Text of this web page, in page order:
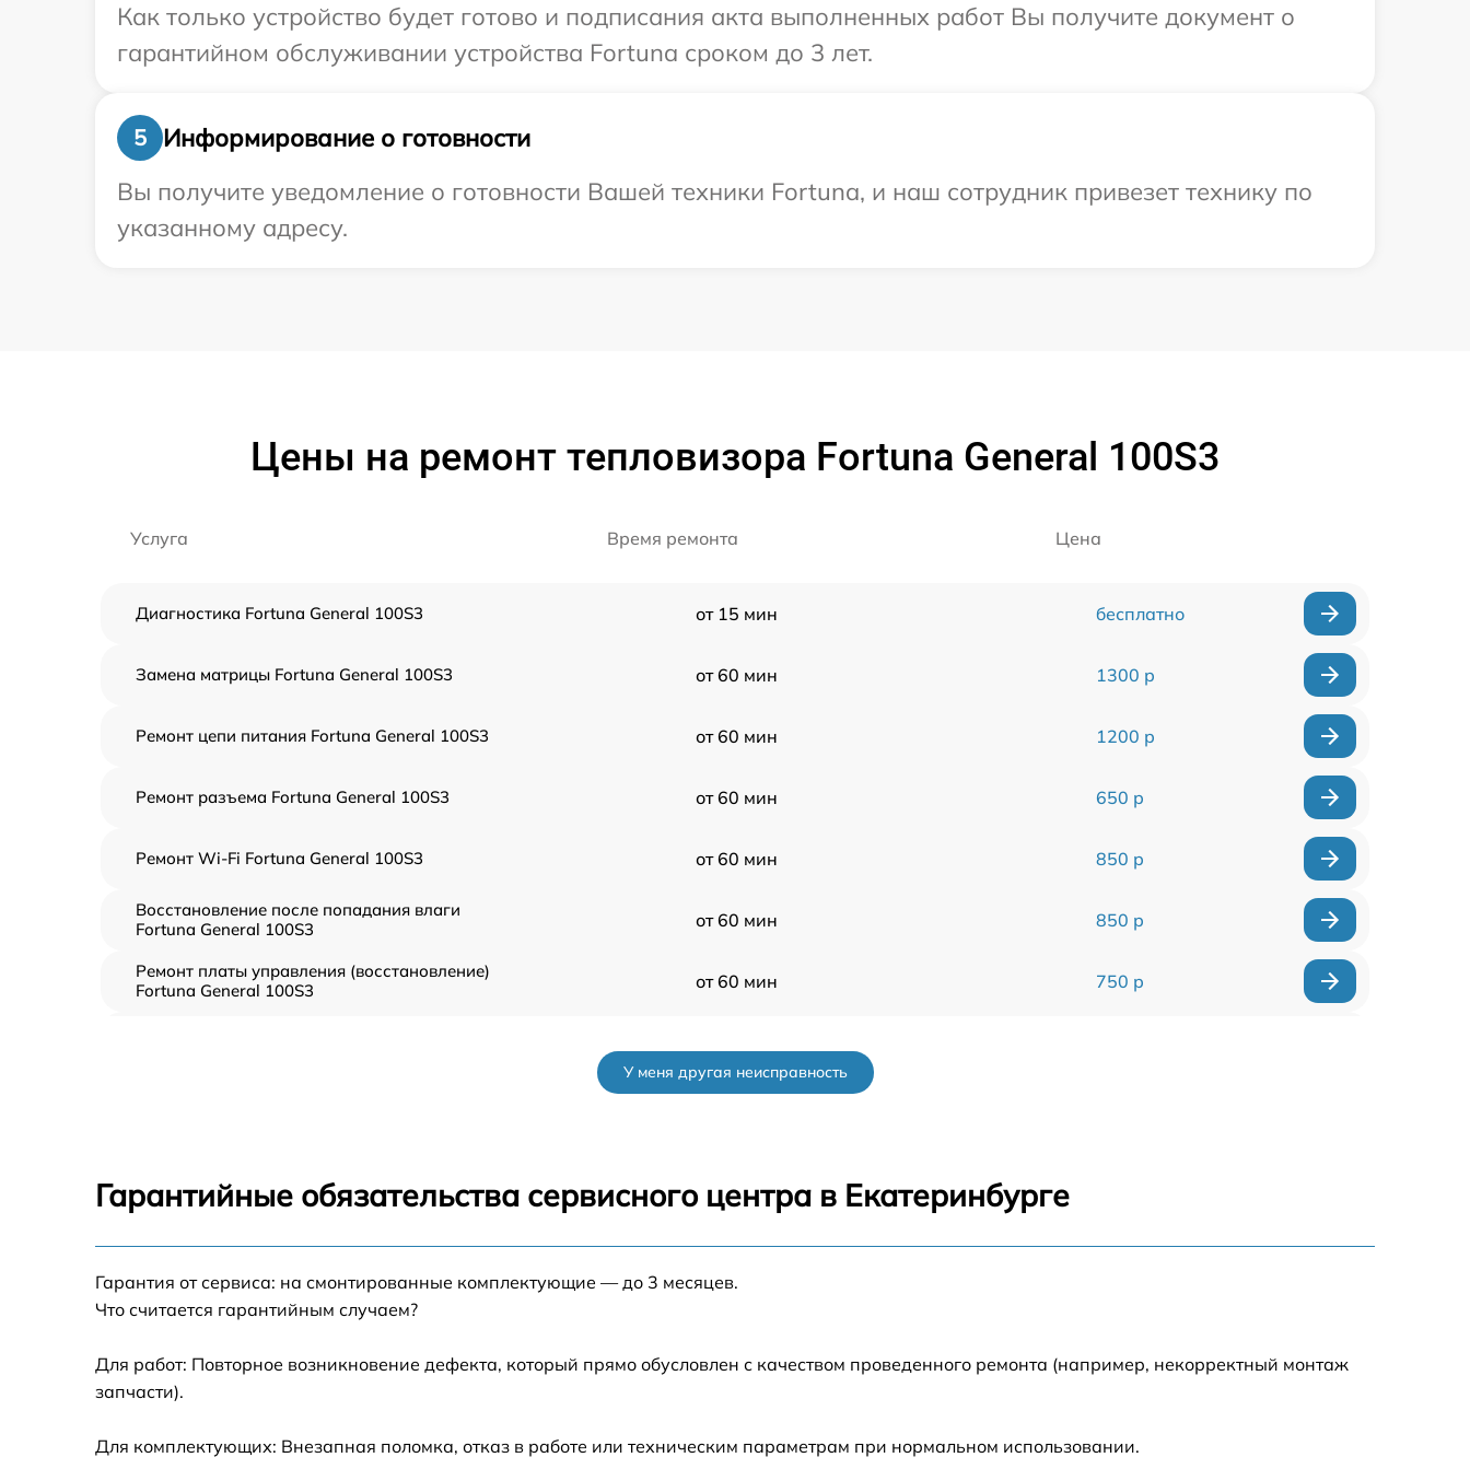
Как только устройство будет готово и подписания акта выполненных работ Вы получите документ о
гарантийном обслуживании устройства Fortuna сроком до 3 лет.
5
Информирование о готовности
Вы получите уведомление о готовности Вашей техники Fortuna, и наш сотрудник привезет технику по
указанному адресу.
Цены на ремонт тепловизора Fortuna General 100S3
Услуга Время ремонта Цена
Диагностика Fortuna General 100S3 от 15 мин бесплатно
Замена матрицы Fortuna General 100S3 от 60 мин 1300 р
Ремонт цепи питания Fortuna General 100S3 от 60 мин 1200 р
Ремонт разъема Fortuna General 100S3 от 60 мин 650 р
Ремонт Wi-Fi Fortuna General 100S3 от 60 мин 850 р
Восстановление после попадания влаги
Fortuna General 100S3
от 60 мин 850 р
Ремонт платы управления (восстановление)
Fortuna General 100S3
от 60 мин 750 р
Замена процессора Fortuna General 100S3 от 60 мин
Замена ключей управления Fortuna General
Замена микросхемы усилителя Fortuna
У меня другая неисправность
Гарантийные обязательства сервисного центра в Екатеринбурге
Гарантия от сервиса: на смонтированные комплектующие — до 3 месяцев.
Что считается гарантийным случаем?
Для работ: Повторное возникновение дефекта, который прямо обусловлен с качеством проведенного ремонта (например, некорректный монтаж
запчасти).
Для комплектующих: Внезапная поломка, отказ в работе или техническим параметрам при нормальном использовании.